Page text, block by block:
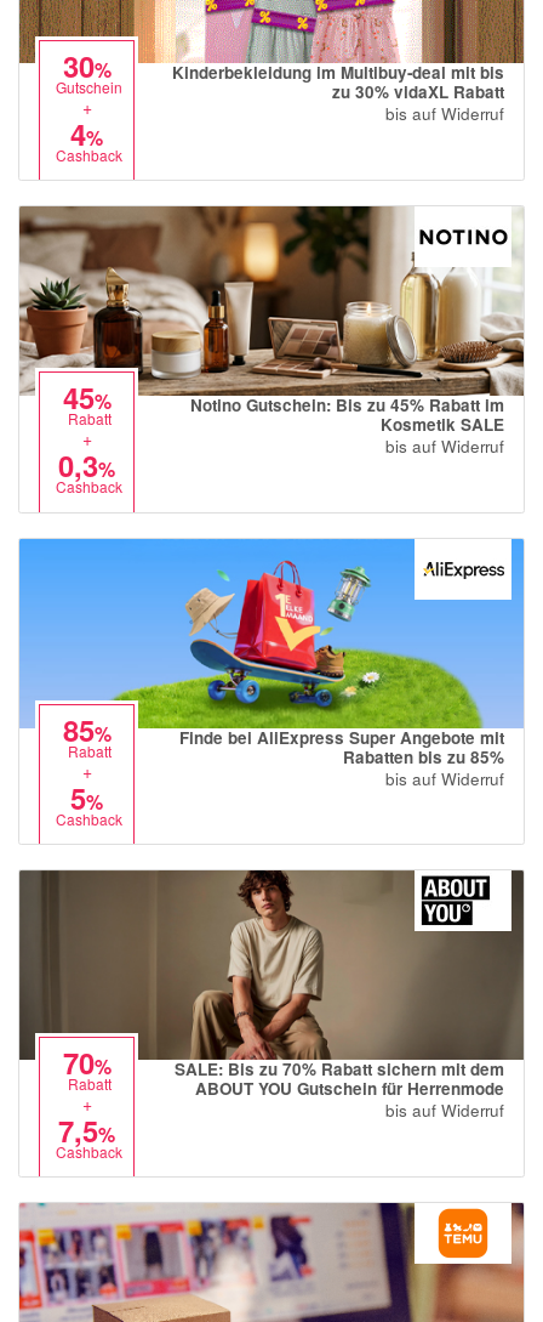
30%
Gutschein
+
4%
Cashback
Kinderbekleidung im Multibuy-deal mit bis
zu 30% vidaXL Rabatt
bis auf Widerruf
45%
Rabatt
+
0,3%
Cashback
Notino Gutschein: Bis zu 45% Rabatt im
Kosmetik SALE
bis auf Widerruf
85%
Rabatt
+
5%
Cashback
Finde bei AliExpress Super Angebote mit
Rabatten bis zu 85%
bis auf Widerruf
70%
Rabatt
+
7,5%
Cashback
SALE: Bis zu 70% Rabatt sichern mit dem
ABOUT YOU Gutschein für Herrenmode
bis auf Widerruf